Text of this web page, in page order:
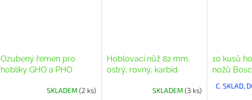
Ozubený řemen pro
hoblíky GHO a PHO
SKLADEM(2 ks)
Hoblovací nůž 82 mm,
ostrý, rovný, karbid
SKLADEM(3 ks)
10 kusů
nožů
rovný,
40°
C. SKLAD,